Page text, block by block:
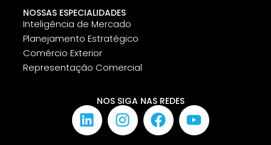
NOSSAS ESPECIALIDADES
Inteligência de Mercado
Planejamento Estratégico
Comércio Exterior
Representação Comercial
NOS SIGA NAS REDES